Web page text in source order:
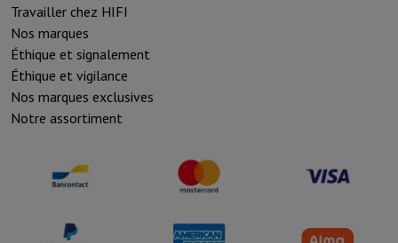
Travailler chez HIFI
Nos marques
Éthique et signalement
Éthique et vigilance
Nos marques exclusives
Notre assortiment